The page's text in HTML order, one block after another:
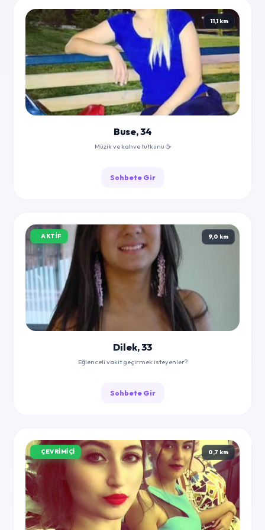
11,1 km
Buse, 34
Müzik ve kahve tutkunu ☕
Sohbete Gir
AKTIF 9,0 km
Dilek, 33
Eğlenceli vakit geçirmek isteyenler?
Sohbete Gir
ÇEVRIMIÇI 0,7 km